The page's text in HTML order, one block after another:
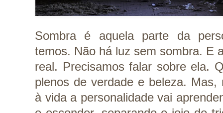
Sombra é aquela parte da
temos. Não há luz sem sombra. E
real. Precisamos falar sobre ela.
plenos de verdade e beleza. Mas,
à vida a personalidade vai